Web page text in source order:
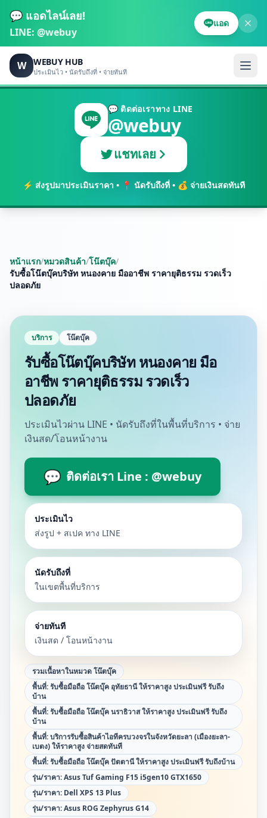
💬 แอดไลน์เลย!
LINE: @webuy
แอด
W WEBUY HUB
ประเมินไว • นัดรับถึงที่ • จ่ายทันที
💬 ติดต่อเราทาง LINE
@webuy
แชทเลย
⚡ ส่งรูปมาประเมินราคา • 📍 นัดรับถึงที่ • 💰 จ่ายเงินสดทันที
หน้าแรก/หมวดสินค้า/โน๊ตบุ๊ค/
รับซื้อโน๊ตบุ๊คบริษัท หนองคาย มืออาชีพ ราคายุติธรรม รวดเร็ว
ปลอดภัย
บริการ โน๊ตบุ๊ค
รับซื้อโน๊ตบุ๊คบริษัท หนองคาย มือ
อาชีพ ราคายุติธรรม รวดเร็ว
ปลอดภัย
ประเมินไวผ่าน LINE • นัดรับถึงที่ในพื้นที่บริการ • จ่าย
เงินสด/โอนหน้างาน
💬 ติดต่อเรา Line : @webuy
ประเมินไว
ส่งรูป + สเปค ทาง LINE
นัดรับถึงที่
ในเขตพื้นที่บริการ
จ่ายทันที
เงินสด / โอนหน้างาน
รวมเนื้อหาในหมวดโน๊ตบุ๊ค
พื้นที่:รับซื้อมือถือ โน๊ตบุ๊ค อุทัยธานี ให้ราคาสูง ประเมินฟรี รับถึง
บ้าน
พื้นที่:รับซื้อมือถือ โน๊ตบุ๊ค นราธิวาส ให้ราคาสูง ประเมินฟรี รับถึง
บ้าน
พื้นที่:บริการรับซื้อสินค้าไอทีครบวงจรในจังหวัดยะลา (เมืองยะลา-
เบตง) ให้ราคาสูง จ่ายสดทันที
พื้นที่:รับซื้อมือถือ โน๊ตบุ๊ค ปัตตานี ให้ราคาสูง ประเมินฟรี รับถึงบ้าน
รุ่น/ราคา:Asus Tuf Gaming F15 i5gen10 GTX1650
รุ่น/ราคา: Dell XPS 13 Plus
รุ่น/ราคา:Asus ROG Zephyrus G14